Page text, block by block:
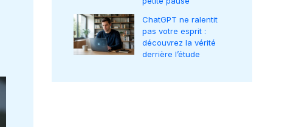
ChatGPT ne ralentit
pas votre esprit :
découvrez la vérité
derrière l’étude